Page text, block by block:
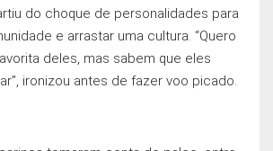
do choque de personalidades para
e arrastar uma cultura. “Quero
deles, mas sabem que eles
ironizou antes de fazer voo picado.